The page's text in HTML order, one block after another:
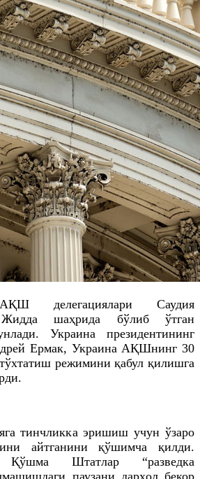
делегациялари Саудия
Жидда шаҳрида бўлиб ўтган
Украина президентининг
Ермак, Украина АҚШнинг 30
режимини қабул қилишга
тинчликка эришиш учун ўзаро
айтганини қўшимча қилди.
Штатлар “разведка
паузани дарҳол бекор